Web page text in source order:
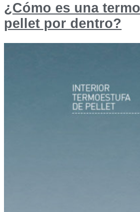
¿Cómo es una
pellet por dentro?